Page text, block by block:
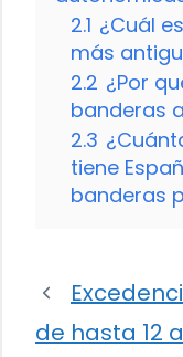
2.1 ¿Cuál
más
2.2 ¿Por
banderas
2.3
tiene
banderas
de hasta 12